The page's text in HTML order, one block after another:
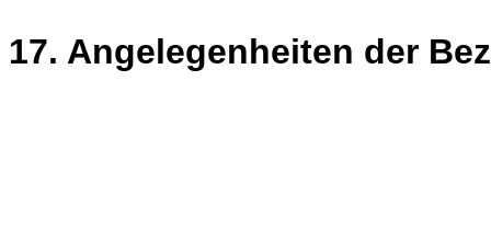
17. Angelegenheiten der